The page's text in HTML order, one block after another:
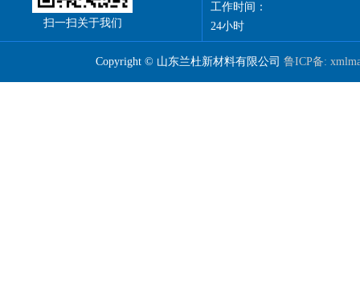
扫一扫关于我们
工作时间：
24小时
Copyright © 山东兰杜新材料有限公司 鲁ICP备: